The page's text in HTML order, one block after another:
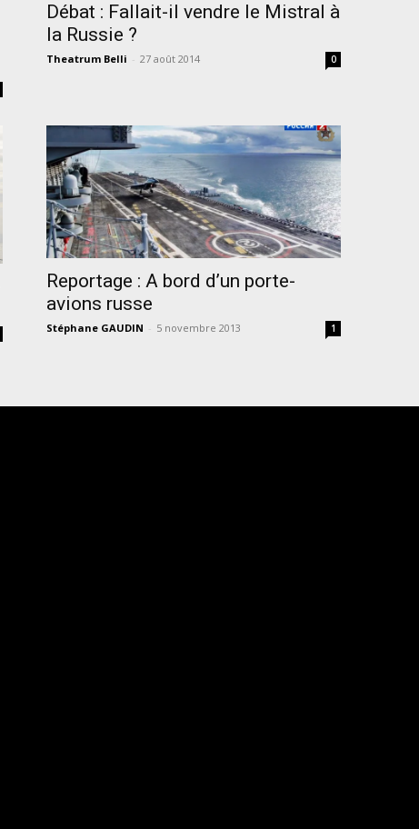
Débat : Fallait-il vendre le Mistral à
la Russie ?
Theatrum Belli - 27 août 2014 0
Reportage : A bord d’un porte-
avions russe
Stéphane GAUDIN - 5 novembre 2013 1